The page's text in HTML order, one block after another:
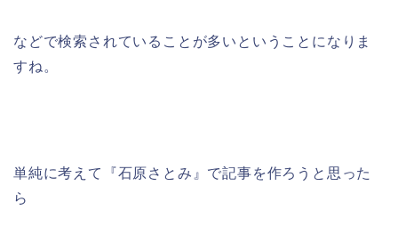
などで検索されていることが多いということになりま
すね。
単純に考えて『石原さとみ』で記事を作ろうと思った
ら